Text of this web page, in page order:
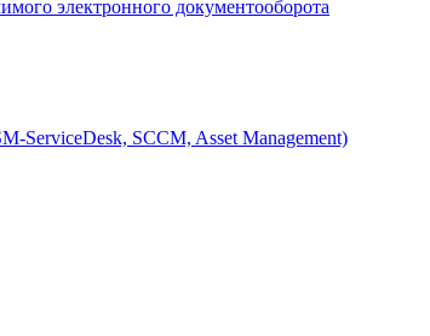
электронного документооборота
ServiceDesk, SCCM, Asset Management)